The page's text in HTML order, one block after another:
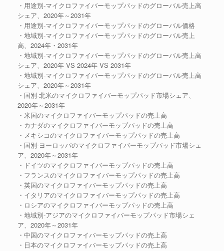
・用途別-マイクロファイバーモップパッドのグローバル売上高
シェア、2020年～2031年
・用途別-マイクロファイバーモップパッドのグローバル価格
・地域別-マイクロファイバーモップパッドのグローバル売上
高、2024年・2031年
・地域別-マイクロファイバーモップパッドのグローバル売上高
シェア、2020年 VS 2024年 VS 2031年
・地域別-マイクロファイバーモップパッドのグローバル売上高
シェア、2020年～2031年
・国別-北米のマイクロファイバーモップパッド市場シェア、
2020年～2031年
・米国のマイクロファイバーモップパッドの売上高
・カナダのマイクロファイバーモップパッドの売上高
・メキシコのマイクロファイバーモップパッドの売上高
・国別-ヨーロッパのマイクロファイバーモップパッド市場シェ
ア、2020年～2031年
・ドイツのマイクロファイバーモップパッドの売上高
・フランスのマイクロファイバーモップパッドの売上高
・英国のマイクロファイバーモップパッドの売上高
・イタリアのマイクロファイバーモップパッドの売上高
・ロシアのマイクロファイバーモップパッドの売上高
・地域別-アジアのマイクロファイバーモップパッド市場シェ
ア、2020年～2031年
・中国のマイクロファイバーモップパッドの売上高
・日本のマイクロファイバーモップパッドの売上高